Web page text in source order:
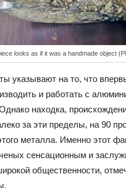
looks as if it was a handmade object
указывают на то, что
и работать с
находка,
за эти пределы, на 90
металла. Именно этот
сенсационным и
общественности,